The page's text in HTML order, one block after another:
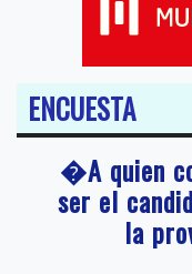
ENCUESTA
�A quien
ser el
la